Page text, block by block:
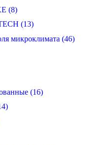
(8)
(13)
микроклимата (46)
(16)